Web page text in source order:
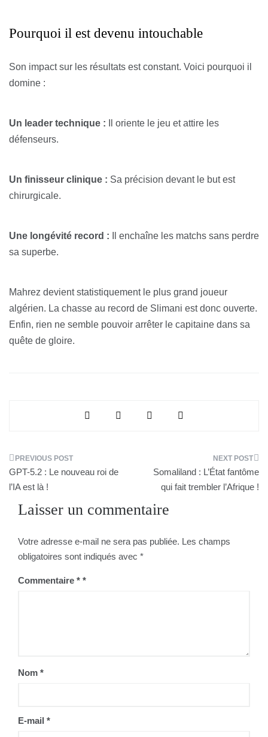
Pourquoi il est devenu intouchable
Son impact sur les résultats est constant. Voici pourquoi il
domine :
Un leader technique : Il oriente le jeu et attire les
défenseurs.
Un finisseur clinique : Sa précision devant le but est
chirurgicale.
Une longévité record : Il enchaîne les matchs sans perdre
sa superbe.
Mahrez devient statistiquement le plus grand joueur
algérien. La chasse au record de Slimani est donc ouverte.
Enfin, rien ne semble pouvoir arrêter le capitaine dans sa
quête de gloire.
Navigation
de
l’article
GPT-5.2 : Le nouveau roi de
l’IA est là !
Somaliland : L’État fantôme
qui fait trembler l’Afrique !
Laisser un commentaire
Votre adresse e-mail ne sera pas publiée. Les champs
obligatoires sont indiqués avec *
Commentaire *
Nom *
E-mail *